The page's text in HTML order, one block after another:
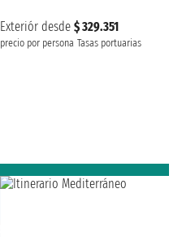
Exteriór desde $ 329.351
precio por persona Tasas portuarias